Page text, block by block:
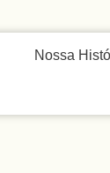
Nossa